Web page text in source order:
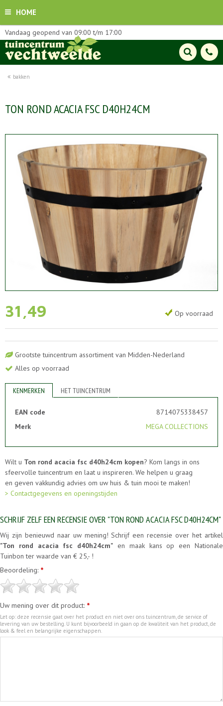
HOME
bakken
Vandaag geopend van 09:00 t/m 17:00
TON ROND ACACIA FSC D40H24CM
31 ,49 Op voorraad
Grootste tuincentrum assortiment van Midden-Nederland
Alles op voorraad
KENMERKEN HET TUINCENTRUM
EAN code
8714075338457
Merk
MEGA COLLECTIONS
Wilt u Ton rond acacia fsc d40h24cm kopen? Kom langs in ons
sfeervolle tuincentrum en laat u inspireren. We helpen u graag
en geven vakkundig advies om uw huis & tuin mooi te maken!
> Contactgegevens en openingstijden
SCHRIJF ZELF EEN RECENSIE OVER "TON ROND ACACIA FSC D40H24CM"
Wij zijn benieuwd naar uw mening! Schrijf een recensie over het artikel
"Ton rond acacia fsc d40h24cm" en maak kans op een Nationale
Tuinbon ter waarde van € 25,- !
Beoordeling: *
Uw mening over dit product: *
Let op: deze recensie gaat over het product en niet over ons tuincentrum, de service of
levering van uw bestelling. U kunt bijvoorbeeld in gaan op de kwaliteit van het product, de
look & feel en belangrijke eigenschappen.